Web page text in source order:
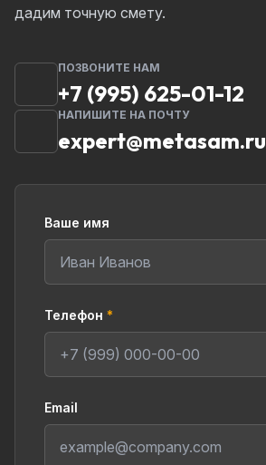
дадим точную смету.
ПОЗВОНИТЕ НАМ
+7 (995) 625-01-12
НАПИШИТЕ НА ПОЧТУ
expert@metasam.ru
Ваше имя
Телефон *
Email